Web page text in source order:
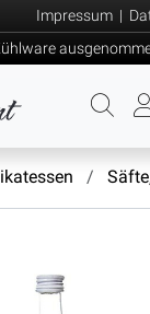
Impressum |